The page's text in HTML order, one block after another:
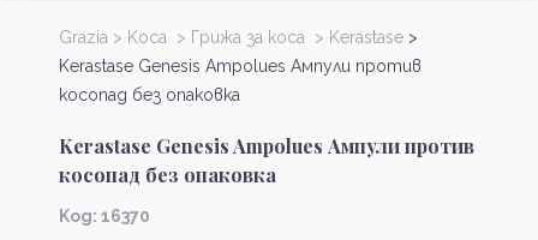
Grazia > Kоса > Грижа за коса > Kerastase >
Kerastase Genesis Ampolues Ампули против
косопад без опаковка
Kerastase Genesis Ampolues Ампули против
косопад без опаковка
Kод: 16370